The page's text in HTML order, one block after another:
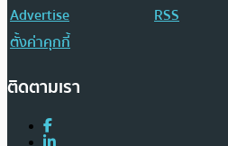
Advertise
RSS
ตั้งค่าคุกกี้
ติดตามเรา